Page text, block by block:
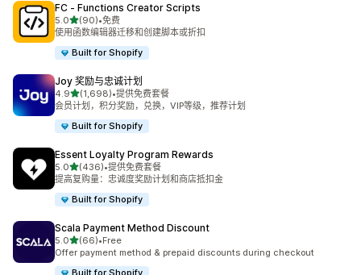
FC ‑ Functions Creator Scripts
5.0星（满分 5 星）
(90)
总共 90 条评论
•免费
使用函数编辑器迁移和创建脚本或折扣
Built for Shopify
Joy 奖励与忠诚计划
4.9星（满分 5 星）
(1,698)
总共 1698 条评论
•提供免费套餐
会员计划，积分奖励，兑换，VIP等级，推荐计划
Built for Shopify
Essent Loyalty Program Rewards
5.0星（满分 5 星）
(436)
总共 436 条评论
•提供免费套餐
提高复购量：忠诚度奖励计划和商店抵扣金
Built for Shopify
Scala Payment Method Discount
5.0星（满分 5 星）
(66)
总共 66 条评论
•Free
Offer payment method & prepaid discounts during checkout